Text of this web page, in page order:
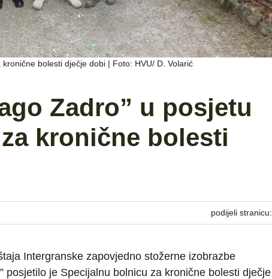
bolesti dječje dobi | Foto: HVU/ D. Volarić
Zadro” u posjetu
kronične bolesti
podijeli stranicu:
Intergranske zapovjedno stožerne izobrazbe
posjetilo je Specijalnu bolnicu za kronične bolesti dječje